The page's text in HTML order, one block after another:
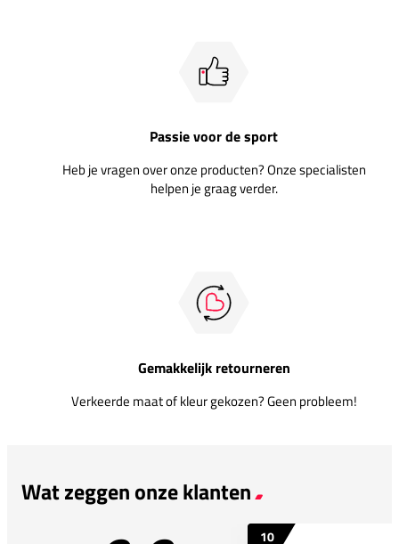
Passie voor de sport
Heb je vragen over onze producten? Onze specialisten
helpen je graag verder.
Gemakkelijk retourneren
Verkeerde maat of kleur gekozen? Geen probleem!
Wat zeggen onze klanten
10